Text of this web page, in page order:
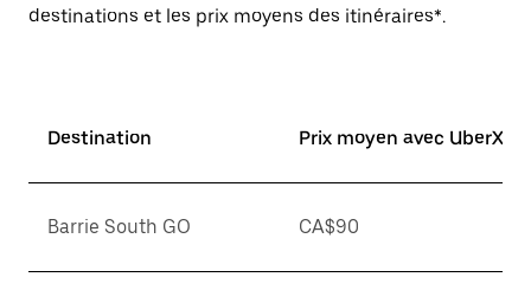
destinations et les prix moyens des itinéraires*.
Destination Prix moyen avec UberX*
Barrie South GO CA$90